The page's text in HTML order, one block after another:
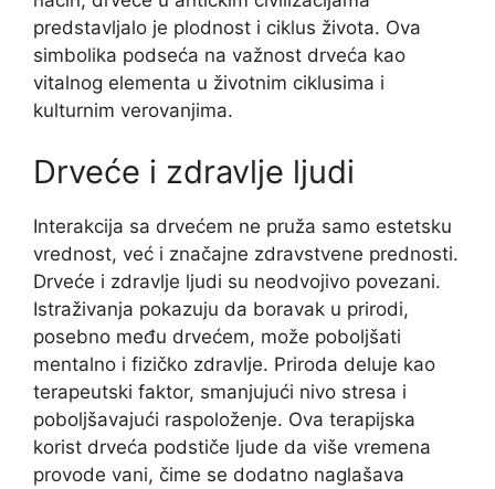
predstavljalo je plodnost i ciklus života. Ova
simbolika podseća na važnost drveća kao
vitalnog elementa u životnim ciklusima i
kulturnim verovanjima.
Drveće i zdravlje ljudi
Interakcija sa drvećem ne pruža samo estetsku
vrednost, već i značajne zdravstvene prednosti.
Drveće i zdravlje ljudi su neodvojivo povezani.
Istraživanja pokazuju da boravak u prirodi,
posebno među drvećem, može poboljšati
mentalno i fizičko zdravlje. Priroda deluje kao
terapeutski faktor, smanjujući nivo stresa i
poboljšavajući raspoloženje. Ova terapijska
korist drveća podstiče ljude da više vremena
provode vani, čime se dodatno naglašava